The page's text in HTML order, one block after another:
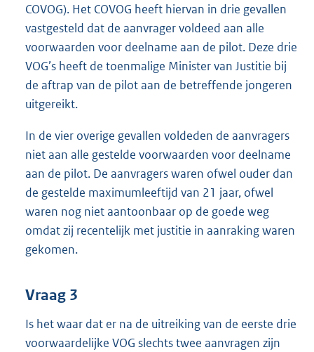
COVOG). Het COVOG heeft hiervan in drie gevallen
vastgesteld dat de aanvrager voldeed aan alle
voorwaarden voor deelname aan de pilot. Deze drie
VOG’s heeft de toenmalige Minister van Justitie bij
de aftrap van de pilot aan de betreffende jongeren
uitgereikt.
In de vier overige gevallen voldeden de aanvragers
niet aan alle gestelde voorwaarden voor deelname
aan de pilot. De aanvragers waren ofwel ouder dan
de gestelde maximumleeftijd van 21 jaar, ofwel
waren nog niet aantoonbaar op de goede weg
omdat zij recentelijk met justitie in aanraking waren
gekomen.
Vraag 3
Is het waar dat er na de uitreiking van de eerste drie
voorwaardelijke VOG slechts twee aanvragen zijn